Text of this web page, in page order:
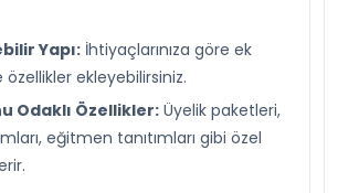
Yapı: İhtiyaçlarınıza göre ek
ekleyebilirsiniz.
Odaklı Özellikler: Üyelik paketleri,
eğitmen tanıtımları gibi özel